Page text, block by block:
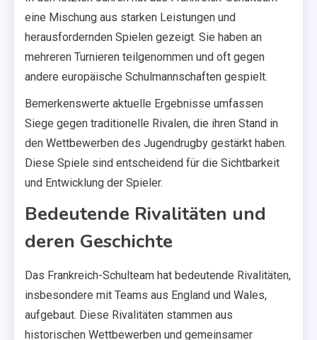
eine Mischung aus starken Leistungen und
herausfordernden Spielen gezeigt. Sie haben an
mehreren Turnieren teilgenommen und oft gegen
andere europäische Schulmannschaften gespielt.
Bemerkenswerte aktuelle Ergebnisse umfassen
Siege gegen traditionelle Rivalen, die ihren Stand in
den Wettbewerben des Jugendrugby gestärkt haben.
Diese Spiele sind entscheidend für die Sichtbarkeit
und Entwicklung der Spieler.
Bedeutende Rivalitäten und
deren Geschichte
Das Frankreich-Schulteam hat bedeutende Rivalitäten,
insbesondere mit Teams aus England und Wales,
aufgebaut. Diese Rivalitäten stammen aus
historischen Wettbewerben und gemeinsamer